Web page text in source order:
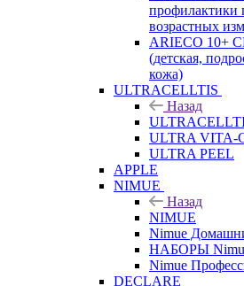
профилактики
возрастных
ARIECO 10+
(детская,
кожа)
ULTRACELLTIS
Назад
ULTRA VITA-
ULTRA PEEL
APPLE
NIMUE
Назад
NIMUE
Nimue
НАБОРЫ
Nimue
DECLARE